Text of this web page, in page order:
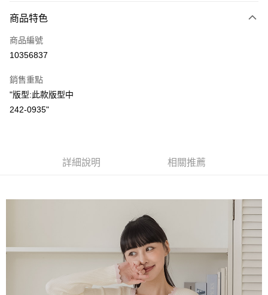
信用卡一次付款
超商取貨付款
Apple Pay
街口支付
每筆NT$60，滿NT$2,000(含以上)免運費
每筆NT$60，滿NT$2,000(含以上)免運費
商品特色
商品編號
10356837
銷售重點
"版型:此款版型中
242-0935"
詳細說明 相關推薦